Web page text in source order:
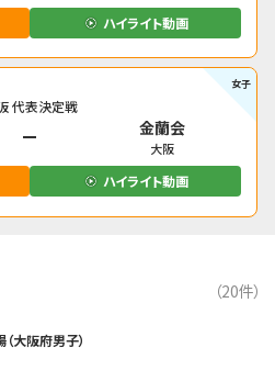
ハイライト動画
女子
代表決定戦
金蘭会
大阪
ハイライト動画
（20件）
大阪府男子）